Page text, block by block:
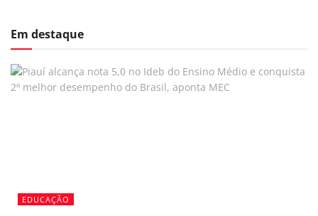
Em destaque
EDUCAÇÃO